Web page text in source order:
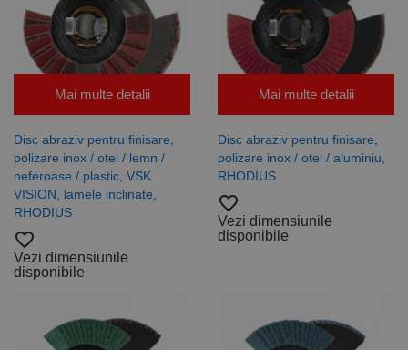
Mai multe detalii
Disc abraziv pentru finisare,
polizare inox / otel / lemn /
neferoase / plastic, VSK
VISION, lamele inclinate,
RHODIUS
favorite_border
Vezi dimensiunile
disponibile
Mai multe detalii
Disc abraziv pentru finisare,
polizare inox / otel / aluminiu,
RHODIUS
favorite_border
Vezi dimensiunile
disponibile